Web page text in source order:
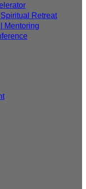
Retreat
Mentoring